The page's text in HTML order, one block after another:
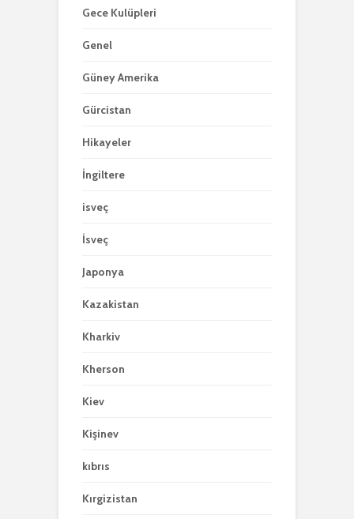
Gece Kulüpleri
Genel
Güney Amerika
Gürcistan
Hikayeler
İngiltere
isveç
İsveç
Japonya
Kazakistan
Kharkiv
Kherson
Kiev
Kişinev
kıbrıs
Kırgizistan